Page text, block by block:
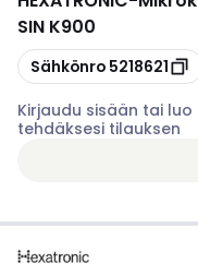
SIN K900
Kopioi
Sähkönro 5218621
Kirjaudu sisään tai
tehdäksesi tilauksen